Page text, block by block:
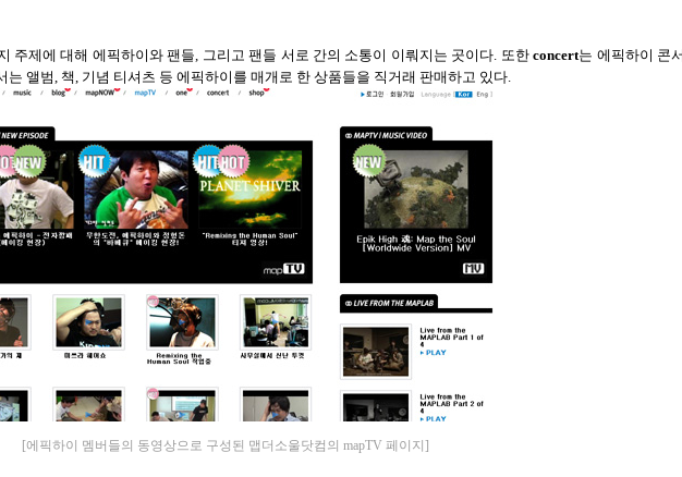
주제에 대해 에픽하이와 팬들, 그리고 팬들 서로 간의 소통이 이뤄지는 곳이다. 또한concert는 에픽하이 콘서
는 앨범, 책, 기념 티셔츠 등 에픽하이를 매개로 한 상품들을 직거래 판매하고 있다.
[에픽하이 멤버들의 동영상으로 구성된 맵더소울닷컴의 mapTV 페이지]